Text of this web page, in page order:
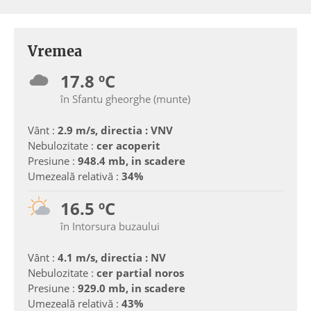
Vremea
17.8 ºC
în Sfantu gheorghe (munte)
Vânt : 2.9 m/s, directia : VNV
Nebulozitate : cer acoperit
Presiune : 948.4 mb, in scadere
Umezeală relativă : 34%
16.5 ºC
în Intorsura buzaului
Vânt : 4.1 m/s, directia : NV
Nebulozitate : cer partial noros
Presiune : 929.0 mb, in scadere
Umezeală relativă : 43%